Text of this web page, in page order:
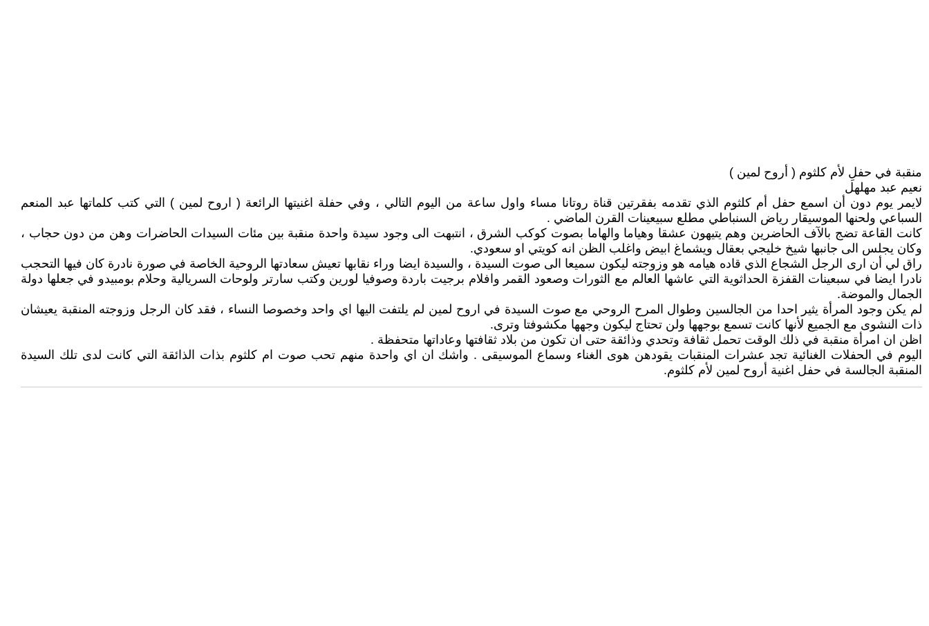
منقبة في حفلِ لأم كلثوم ( أروح لمين )
نعيم عبد مهلهل
لايمر يوم دون أن اسمع حفل أم كلثوم الذي تقدمه بفقرتين قناة روتانا مساء واول ساعة من اليوم التالي ، وفي حفلة اغنيتها الرائعة ( اروح لمين ) التي كتب كلماتها عبد المنعم
السباعي ولحنها الموسيقار رياض السنباطي مطلع سبيعينات القرن الماضي .
كانت القاعة تضج بالآف الحاضرين وهم يتيهون عشقا وهياما والهاما بصوت كوكب الشرق ، انتبهت الى وجود سيدة واحدة منقبة بين مئات السيدات الحاضرات وهن من دون حجاب ،
وكان يجلس الى جانبها شيخ خليجي بعقال ويشماغ ابيض واغلب الظن انه كويتي او سعودي.
راق لي أن ارى الرجل الشجاع الذي قاده هيامه هو وزوجته ليكون سميعا الى صوت السيدة ، والسيدة ايضا وراء نقابها تعيش سعادتها الروحية الخاصة في صورة نادرة كان فيها التحجب
نادرا ايضا في سبعينات القفزة الحداثوية التي عاشها العالم مع الثورات وصعود القمر وافلام برجيت باردة وصوفيا لورين وكتب سارتر ولوحات السريالية وحلام بومبيدو في جعلها دولة
الجمال والموضة.
لم يكن وجود المرأة يثير احدا من الجالسين وطوال المرح الروحي مع صوت السيدة في اروح لمين لم يلتفت اليها اي واحد وخصوصا النساء ، فقد كان الرجل وزوجته المنقبة يعيشان
ذات النشوى مع الجميع لأنها كانت تسمع بوجهها ولن تحتاج ليكون وجهها مكشوفتا وترى.
اظن ان امرأة منقبة في ذلك الوقت تحمل ثقافة وتحدي وذائقة حتى ان تكون من بلاد ثقافتها وعاداتها متحفظة .
اليوم في الحفلات الغنائية تجد عشرات المنقبات يقودهن هوى الغناء وسماع الموسيقى . واشك ان اي واحدة منهم تحب صوت ام كلثوم بذات الذائقة التي كانت لدى تلك السيدة
المنقبة الجالسة في حفل اغنية أروح لمين لأم كلثوم.